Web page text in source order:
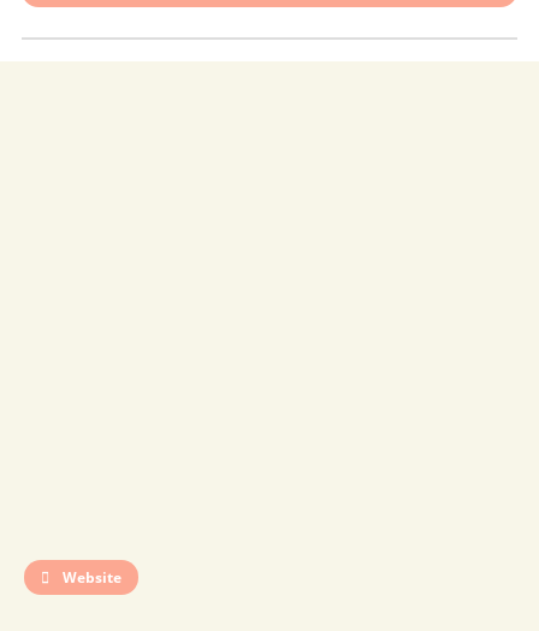
Website